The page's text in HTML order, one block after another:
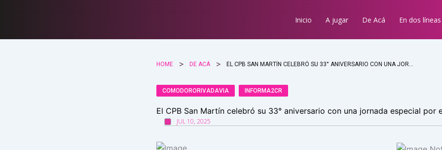
Inicio A jugar De Acá En dos líneas
HOME DE ACÁ
COMODORORIVADAVIA INFORMA2CR
El CPB San Martín celebró su 33° aniversario con una jornada especial por
JUL 10, 2025